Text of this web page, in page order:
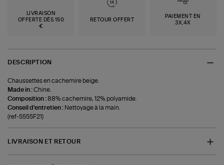
LIVRAISON
OFFERTE DÈS 150
€
RETOUR OFFERT
PAIEMENT EN
3X,4X
DESCRIPTION
Chaussettes en cachemire beige.
Made in :Chine.
Composition :88% cachemire, 12% polyamide.
Conseil d'entretien : Nettoyage à la main.
(ref-5555F21)
LIVRAISON ET RETOUR